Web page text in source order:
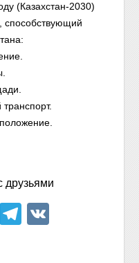
(Казахстан-2030)
способствующий
друзьями
ViberTelegram